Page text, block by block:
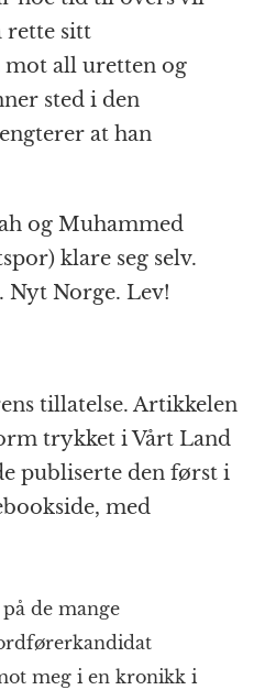
rette sitt
mot all uretten og
sted i den
at han
og Muhammed
klare seg selv.
Norge. Lev!
tillatelse. Artikkelen
trykket i Vårt Land
publiserte den først i
med
de mange
meg i en kronikk i